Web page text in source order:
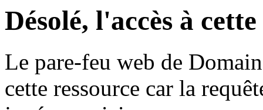
Désolé, l'accès à
Le pare-feu web de
cette ressource car la